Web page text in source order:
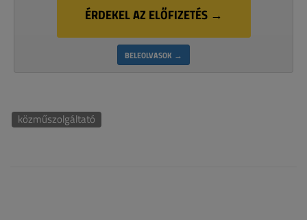
ÉRDEKEL AZ ELŐFIZETÉS →
BELEOLVASOK →
közműszolgáltató